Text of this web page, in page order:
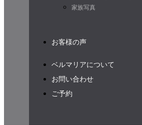
家族写真
お客様の声
ベルマリアについて
お問い合わせ
ご予約